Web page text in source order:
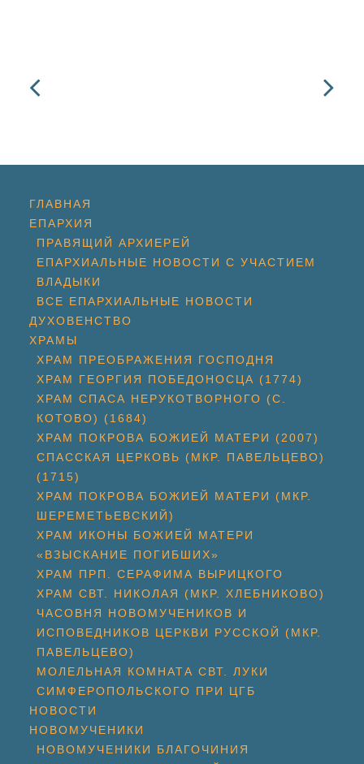
ГЛАВНАЯ
ЕПАРХИЯ
ПРАВЯЩИЙ АРХИЕРЕЙ
ЕПАРХИАЛЬНЫЕ НОВОСТИ С УЧАСТИЕМ
ВЛАДЫКИ
ВСЕ ЕПАРХИАЛЬНЫЕ НОВОСТИ
ДУХОВЕНСТВО
ХРАМЫ
ХРАМ ПРЕОБРАЖЕНИЯ ГОСПОДНЯ
ХРАМ ГЕОРГИЯ ПОБЕДОНОСЦА (1774)
ХРАМ СПАСА НЕРУКОТВОРНОГО (С.
КОТОВО) (1684)
ХРАМ ПОКРОВА БОЖИЕЙ МАТЕРИ (2007)
СПАССКАЯ ЦЕРКОВЬ (МКР. ПАВЕЛЬЦЕВО)
(1715)
ХРАМ ПОКРОВА БОЖИЕЙ МАТЕРИ (МКР.
ШЕРЕМЕТЬЕВСКИЙ)
ХРАМ ИКОНЫ БОЖИЕЙ МАТЕРИ
«ВЗЫСКАНИЕ ПОГИБШИХ»
ХРАМ ПРП. СЕРАФИМА ВЫРИЦКОГО
ХРАМ СВТ. НИКОЛАЯ (МКР. ХЛЕБНИКОВО)
ЧАСОВНЯ НОВОМУЧЕНИКОВ И
ИСПОВЕДНИКОВ ЦЕРКВИ РУССКОЙ (МКР.
ПАВЕЛЬЦЕВО)
МОЛЕЛЬНАЯ КОМНАТА СВТ. ЛУКИ
СИМФЕРОПОЛЬСКОГО ПРИ ЦГБ
НОВОСТИ
НОВОМУЧЕНИКИ
НОВОМУЧЕНИКИ БЛАГОЧИНИЯ